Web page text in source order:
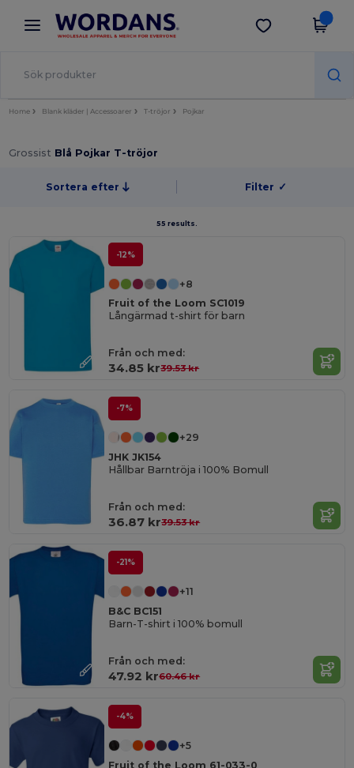
× Wordans-app
Bättre priser i appen!
Hämta app
Home Blank kläder | Accessoarer T-tröjor Pojkar
Grossist Blå Pojkar T-tröjor
Sortera efter Filter ✓
55 results.
-12%
+8
Fruit of the Loom SC1019
Långärmad t-shirt för barn
Från och med:
34.85 kr39.53 kr
-7%
+29
JHK JK154
Hållbar Barntröja i 100% Bomull
Från och med:
36.87 kr39.53 kr
-21%
+11
B&C BC151
Barn-T-shirt i 100% bomull
Från och med:
47.92 kr60.46 kr
-4%
+5
Fruit of the Loom 61-033-0